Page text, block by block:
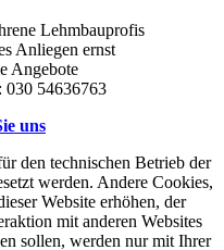
Lehmbauprofis
Anliegen ernst
Angebote
030 54636763
uns
den technischen Betrieb der
werden. Andere Cookies,
Website erhöhen, der
mit anderen Websites
sollen, werden nur mit Ihrer